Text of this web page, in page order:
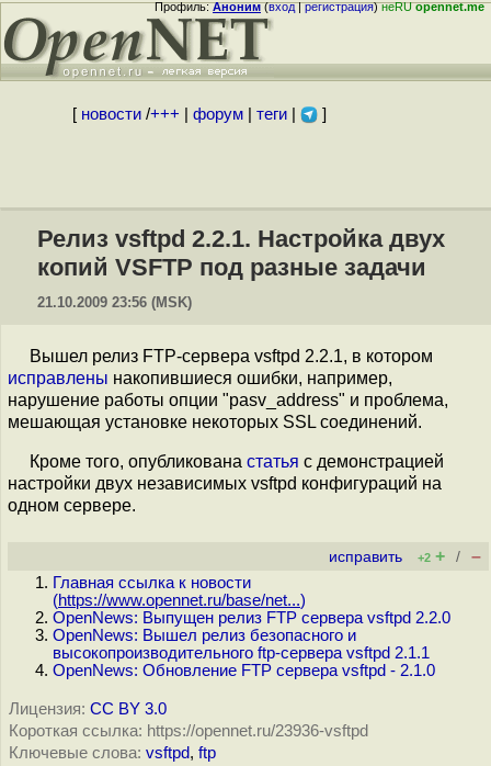
Профиль:Аноним(вход|регистрация)неRUopennet.me
[ новости/+++ форум| теги| ]
Релиз vsftpd 2.2.1. Настройка двух
копий VSFTP под разные задачи
21.10.2009 23:56 (MSK)
Вышел релиз FTP-сервера vsftpd 2.2.1, в котором
исправлены накопившиеся ошибки, например,
нарушение работы опции "pasv_address" и проблема,
мешающая установке некоторых SSL соединений.
Кроме того, опубликована статья с демонстрацией
настройки двух независимых vsftpd конфигураций на
одном сервере.
исправить +2 + / –
Главная ссылка к новости
(https://www.opennet.ru/base/net...)
OpenNews: Выпущен релиз FTP сервера vsftpd 2.2.0
OpenNews: Вышел релиз безопасного и
высокопроизводительного ftp-сервера vsftpd 2.1.1
OpenNews: Обновление FTP сервера vsftpd - 2.1.0
Лицензия: CC BY 3.0
Короткая ссылка: https://opennet.ru/23936-vsftpd
Ключевые слова: vsftpd, ftp